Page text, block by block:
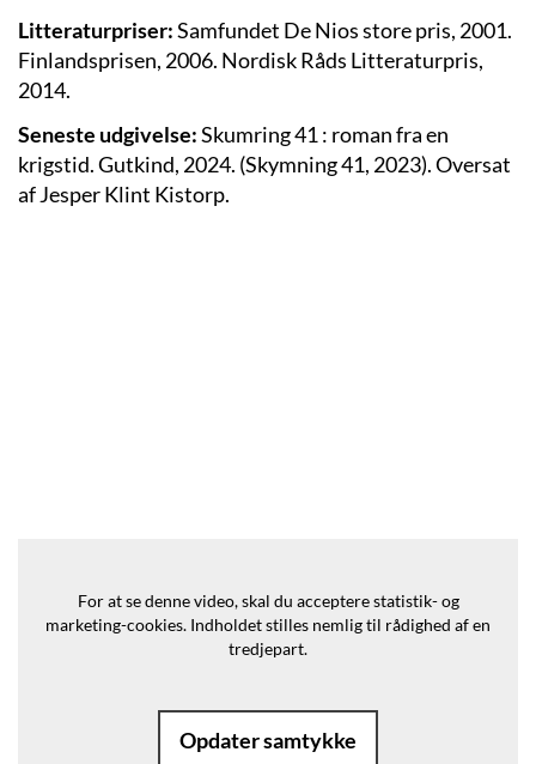
Litteraturpriser:Samfundet De Nios store pris, 2001.
Finlandsprisen, 2006. Nordisk Råds Litteraturpris,
2014.
Seneste udgivelse:Skumring 41 : roman fra en
krigstid. Gutkind, 2024. (Skymning 41, 2023). Oversat
af Jesper Klint Kistorp.
For at se denne video, skal du acceptere statistik- og
marketing-cookies. Indholdet stilles nemlig til rådighed af en
tredjepart.
Opdater samtykke